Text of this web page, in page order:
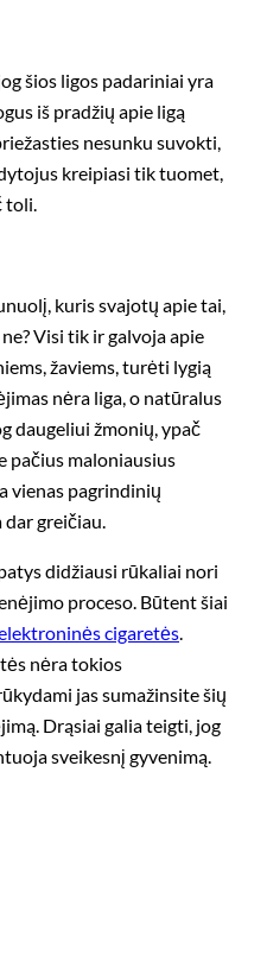
šios ligos padariniai yra
iš pradžių apie ligą
nesunku suvokti,
kreipiasi tik tuomet,
toli.
kuris svajotų apie tai,
Visi tik ir galvoja apie
žaviems, turėti lygią
nėra liga, o natūralus
daugeliui žmonių, ypač
pačius maloniausius
vienas pagrindinių
greičiau.
didžiausi rūkaliai nori
proceso. Būtent šiai
cigaretės.
nėra tokios
jas sumažinsite šių
Drąsiai galia teigti, jog
sveikesnį gyvenimą.